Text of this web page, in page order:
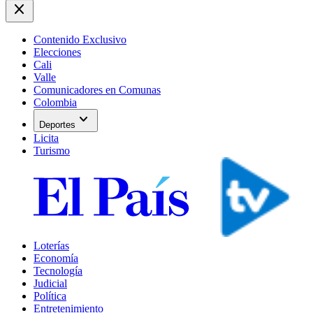
close
Contenido Exclusivo
Elecciones
Cali
Valle
Comunicadores en Comunas
Colombia
Deportes expand_more
Licita
Turismo
Loterías
Economía
Tecnología
Judicial
Política
Entretenimiento